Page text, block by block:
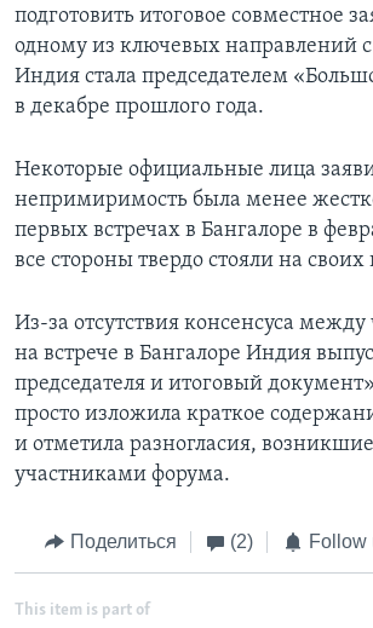
подготовить итоговое совместное
одному из ключевых направлений с
Индия стала председателем
в декабре прошлого года.
Некоторые официальные лица
непримиримость была менее
первых встречах в Бангалоре в
все стороны твердо стояли на
Из-за отсутствия консенсуса
на встрече в Бангалоре Индия
председателя и итоговый
просто изложила краткое
и отметила разногласия,
участниками форума.
Поделиться (2) Follow
This item is part of